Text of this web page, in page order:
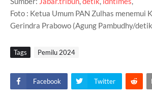
Foto : Ketua Umum PAN Zulhas menemui
Gerindra Prabowo (Agung Pambudhy/
Tags Pemilu 2024
Facebook Twitter